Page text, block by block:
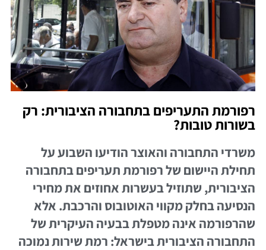
רפורמת התעריפים בתחבורה הציבורית: רק
בשורות טובות?
משרדי התחבורה והאוצר הודיעו השבוע על
תחילת היישום של רפורמת תעריפים בתחבורה
הציבורית, שתוזיל בעשרות אחוזים את מחירי
הנסיעה בחלק מקווי האוטובוס והרכבת. אלא
שהרפורמה אינה מטפלת בבעיה העיקרית של
התחבורה הציבורית בישראל: רמת שירות נמוכה